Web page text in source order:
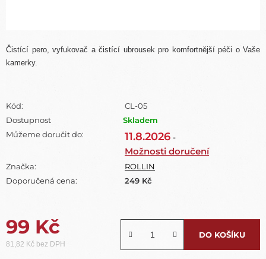
Čistící pero, vyfukovač a čistící ubrousek pro komfortnější péči o Vaše
kamerky.
Kód:
CL-05
Dostupnost
Skladem
Můžeme doručit do:
11.8.2026 -
Možnosti doručení
Značka:
ROLLIN
Doporučená cena:
249 Kč
99 Kč
81,82 Kč bez DPH
DO KOŠÍKU